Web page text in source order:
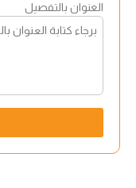
العنوان بالتفصيل